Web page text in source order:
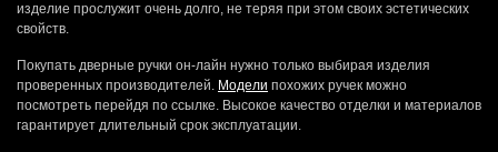
изделие прослужит очень долго, не теряя при этом своих эстетических
свойств.
Покупать дверные ручки он-лайн нужно только выбирая изделия
проверенных производителей. Модели похожих ручек можно
посмотреть перейдя по ссылке. Высокое качество отделки и материалов
гарантирует длительный срок эксплуатации.